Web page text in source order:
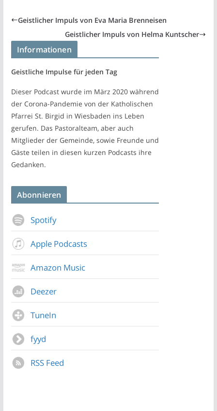
Geistlicher Impuls von Eva Maria Brenneisen
Geistlicher Impuls von Helma Kuntscher
Informationen
Geistliche Impulse für jeden Tag
Dieser Podcast wurde im März 2020 während
der Corona-Pandemie von der Katholischen
Pfarrei St. Birgid in Wiesbaden ins Leben
gerufen. Das Pastoralteam, aber auch
Mitglieder der Gemeinde, sowie Freunde und
Gäste teilen in diesen kurzen Podcasts ihre
Gedanken.
Abonnieren
Spotify
Apple Podcasts
Amazon Music
Deezer
TuneIn
fyyd
RSS Feed